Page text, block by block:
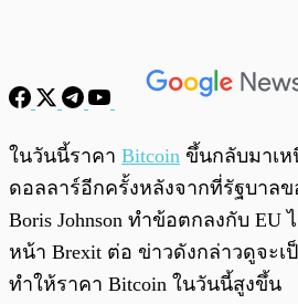
พร้อมเล่น
ในวันนี้ราคา Bitcoin ขึ้นกลับมาเห
ดอลลาร์อีกครั้งหลังจากที่รัฐบาล
Boris Johnson ทำข้อตกลงกับ EU
หน้า Brexit ต่อ ข่าวดังกล่าวดูจะเ
ทำให้ราคา Bitcoin ในวันนี้สูงขึ้น